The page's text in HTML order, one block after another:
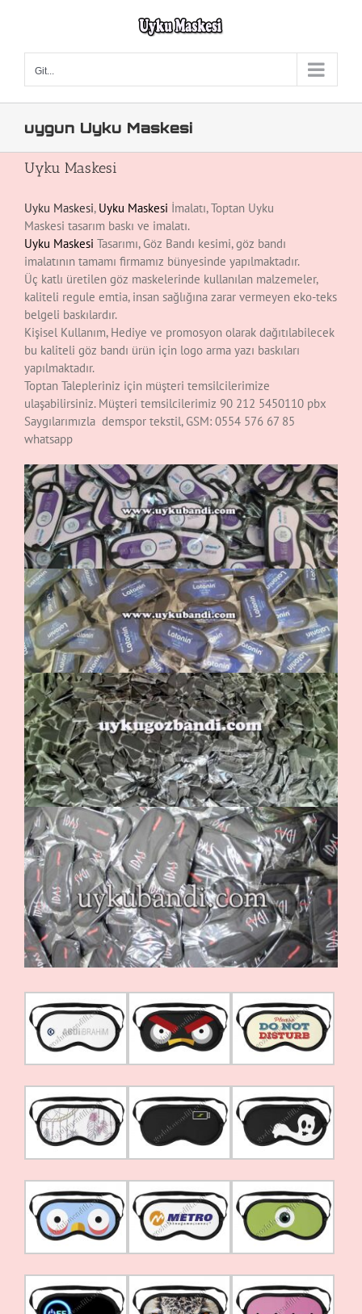
Git...
uygun Uyku Maskesi
Uyku Maskesi
Uyku Maskesi, Uyku Maskesi İmalatı, Toptan Uyku
Maskesi tasarım baskı ve imalatı.
Uyku Maskesi Tasarımı, Göz Bandı kesimi, göz bandı
imalatının tamamı firmamız bünyesinde yapılmaktadır.
Üç katlı üretilen göz maskelerinde kullanılan malzemeler,
kaliteli regule emtia, insan sağlığına zarar vermeyen eko-teks
belgeli baskılardır.
Kişisel Kullanım, Hediye ve promosyon olarak dağıtılabilecek
bu kaliteli göz bandı ürün için logo arma yazı baskıları
yapılmaktadır.
Toptan Talepleriniz için müşteri temsilcilerimize
ulaşabilirsiniz. Müşteri temsilcilerimiz 90 212 5450110 pbx
Saygılarımızla demspor tekstil, GSM: 0554 576 67 85
whatsapp